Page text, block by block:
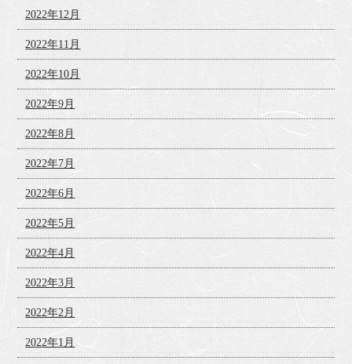
2022年12月
2022年11月
2022年10月
2022年9月
2022年8月
2022年7月
2022年6月
2022年5月
2022年4月
2022年3月
2022年2月
2022年1月